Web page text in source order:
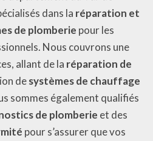
dans la réparation et
de plomberie pour les
Nous couvrons une
allant de la réparation de
desystèmes de chauffage
sommes également qualifiés
de plomberie et des
pour s’assurer que vos